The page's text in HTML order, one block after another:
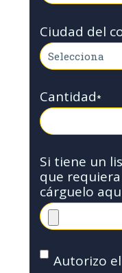
Ciudad del
Cantidad*
Si tiene un
que
cárguelo
Autorizo